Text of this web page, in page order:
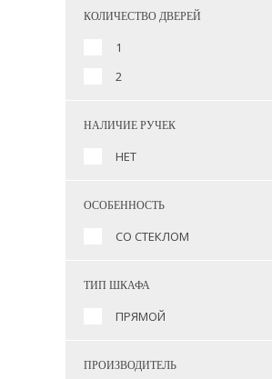
КОЛИЧЕСТВО ДВЕРЕЙ
1
2
НАЛИЧИЕ РУЧЕК
НЕТ
ОСОБЕННОСТЬ
СО СТЕКЛОМ
ТИП ШКАФА
ПРЯМОЙ
ПРОИЗВОДИТЕЛЬ